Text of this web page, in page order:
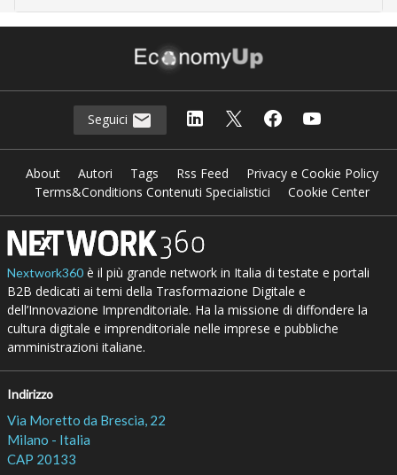
Seguici
About Autori Tags Rss Feed
Privacy e Cookie Policy
Terms&Conditions Contenuti Specialistici
Cookie Center
Nextwork360è il più grande network in Italia di testate e portali
B2B dedicati ai temi della Trasformazione Digitale e
dell’Innovazione Imprenditoriale. Ha la missione di diffondere la
cultura digitale e imprenditoriale nelle imprese e pubbliche
amministrazioni italiane.
Indirizzo
Via Moretto da Brescia, 22
Milano - Italia
CAP 20133